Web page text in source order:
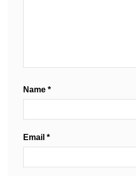
Name *
Email *